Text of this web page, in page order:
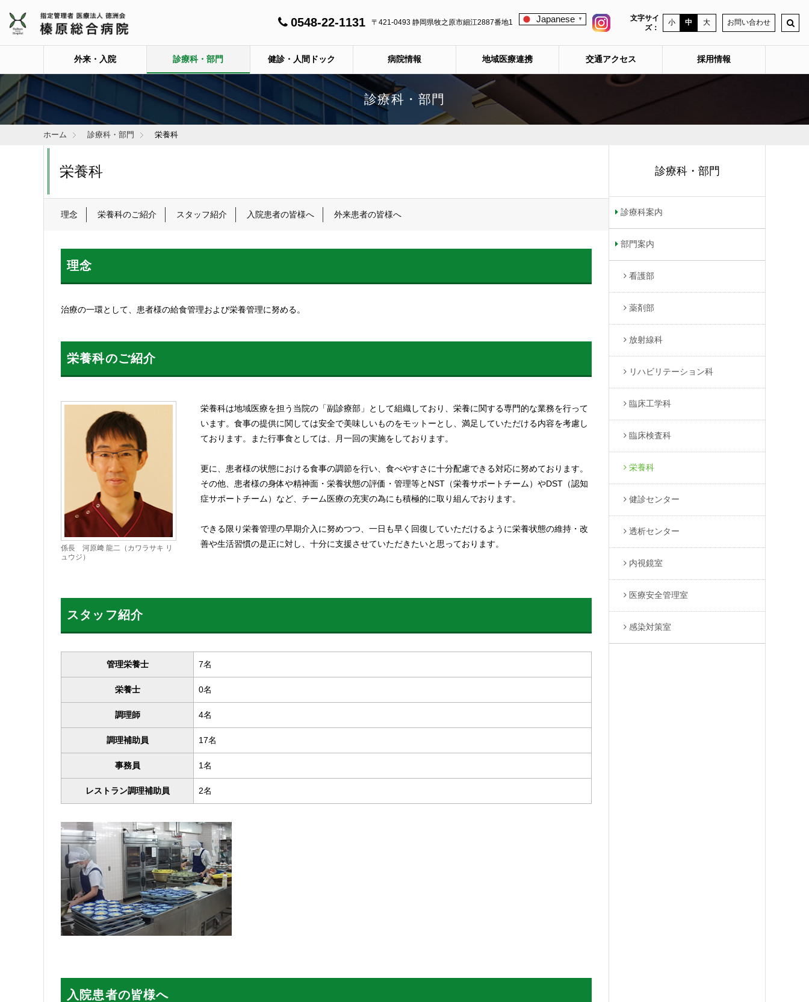
0548-22-1131 〒421-0493 静岡県牧之原市細江2887番地1 Japanese ▼
文字サイ
ズ：
小 中 大 お問い合わせ
外来・入院 診療科・部門 健診・人間ドック 病院情報 地域医療連携 交通アクセス 採用情報
診療科・部門
ホーム 診療科・部門 栄養科
栄養科
理念 栄養科のご紹介 スタッフ紹介 入院患者の皆様へ 外来患者の皆様へ
理念
治療の一環として、患者様の給食管理および栄養管理に努める。
栄養科のご紹介
係長 河原﨑 龍二（カワラサキ リ
ュウジ）
栄養科は地域医療を担う当院の「副診療部」として組織しており、栄養に関する専門的な業務を行って
います。食事の提供に関しては安全で美味しいものをモットーとし、満足していただける内容を考慮し
ております。また行事食としては、月一回の実施をしております。
更に、患者様の状態における食事の調節を行い、食べやすさに十分配慮できる対応に努めております。
その他、患者様の身体や精神面・栄養状態の評価・管理等とNST（栄養サポートチーム）やDST（認知
症サポートチーム）など、チーム医療の充実の為にも積極的に取り組んでおります。
できる限り栄養管理の早期介入に努めつつ、一日も早く回復していただけるように栄養状態の維持・改
善や生活習慣の是正に対し、十分に支援させていただきたいと思っております。
スタッフ紹介
管理栄養士 7名
栄養士 0名
調理師 4名
調理補助員 17名
事務員 1名
レストラン調理補助員 2名
入院患者の皆様へ
診療科・部門
診療科案内
部門案内
看護部
薬剤部
放射線科
リハビリテーション科
臨床工学科
臨床検査科
栄養科
健診センター
透析センター
内視鏡室
医療安全管理室
感染対策室